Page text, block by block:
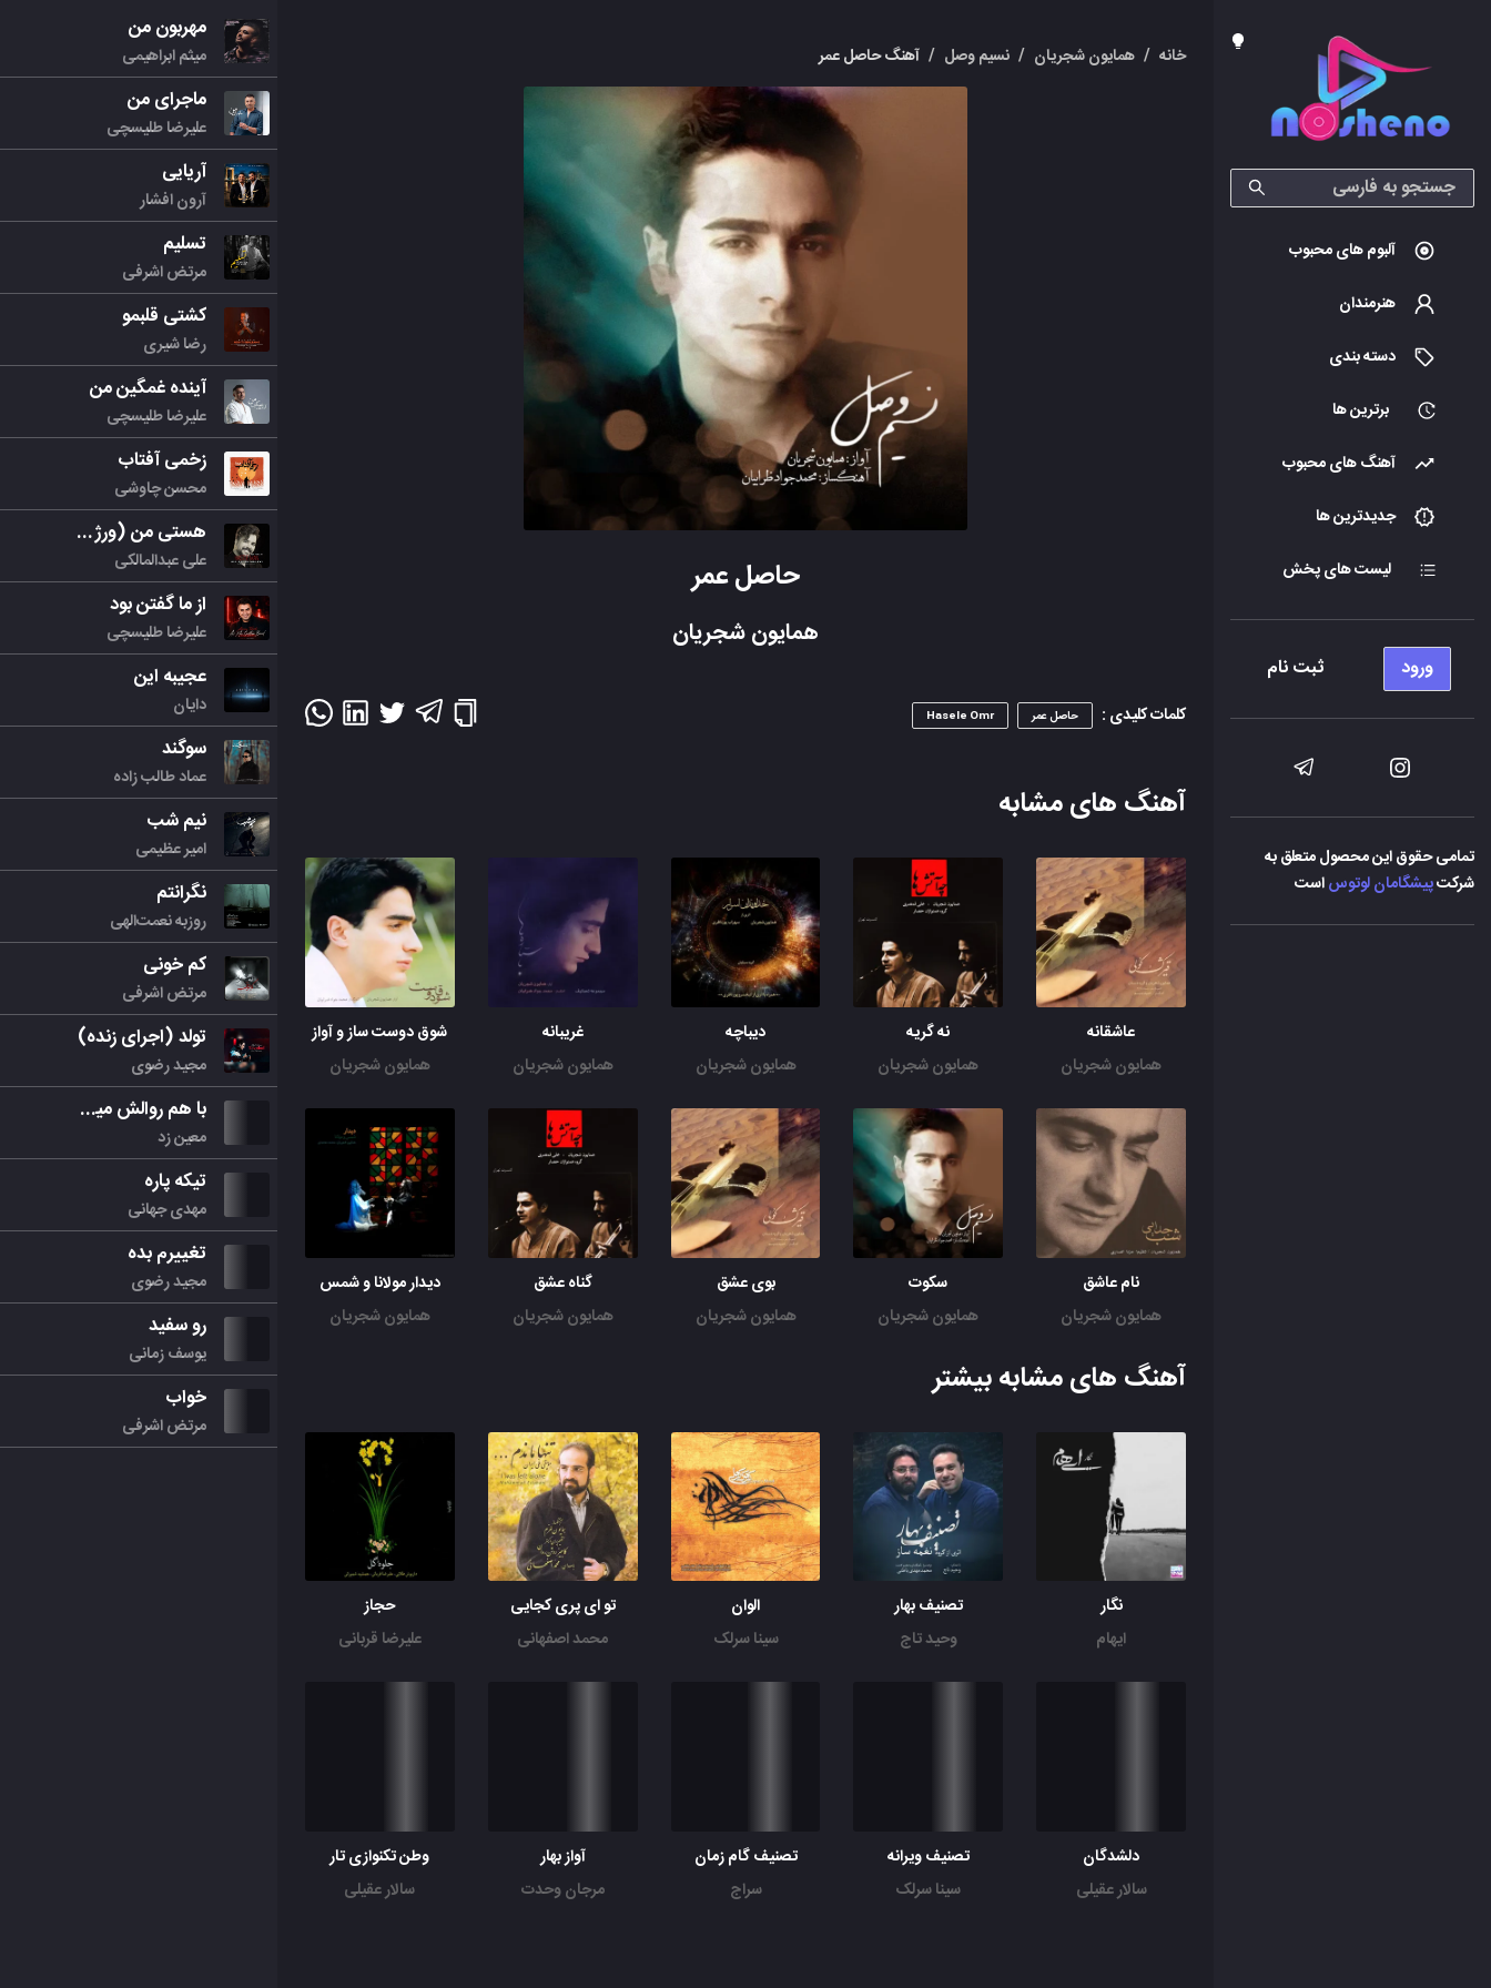
آلبوم های محبوب
هنرمندان
دسته بندی
برترین ها
آهنگ های محبوب
جدیدترین ها
لیست های پخش
ورود ثبت نام
تمامی حقوق این محصول متعلق به
شرکتپیشگامان لوتوساست
خانه / همایون شجریان / نسیم وصل / آهنگ حاصل عمر
حاصل عمر
همایون شجریان
کلمات کلیدی : حاصل عمر Hasele Omr
آهنگ های مشابه
عاشقانه
همایون شجریان
نه گریه
همایون شجریان
دیباچه
همایون شجریان
غریبانه
همایون شجریان
شوق دوست ساز و آواز
همایون شجریان
نام عاشق
همایون شجریان
سکوت
همایون شجریان
بوی عشق
همایون شجریان
گناه عشق
همایون شجریان
دیدار مولانا و شمس
همایون شجریان
آهنگ های مشابه بیشتر
نگار
ایهام
تصنیف بهار
وحید تاج
الوان
سینا سرلک
تو ای پری کجایی
محمد اصفهانی
حجاز
علیرضا قربانی
دلشدگان
سالار عقیلی
تصنیف ویرانه
سینا سرلک
تصنیف گام زمان
سراج
آواز بهار
مرجان وحدت
وطن تکنوازی تار
سالار عقیلی
مهربون من
میثم ابراهیمی
ماجرای من
علیرضا طلیسچی
آریایی
آرون افشار
تسلیم
مرتض اشرفی
کشتی قلبمو
رضا شیری
آینده غمگین من
علیرضا طلیسچی
زخمی آفتاب
محسن چاوشی
هستی من (ورژن جدید)
علی عبدالمالکی
از ما گفتن بود
علیرضا طلیسچی
عجیبه این
دایان
سوگند
عماد طالب زاده
نیم شب
امیر عظیمی
نگرانتم
روزبه نعمت‌الهی
کم خونی
مرتض اشرفی
تولد (اجرای زنده)
مجید رضوی
با هم روالش میکنیم
معین زد
تیکه پاره
مهدی جهانی
تغییرم بده
مجید رضوی
رو سفید
یوسف زمانی
خواب
مرتض اشرفی